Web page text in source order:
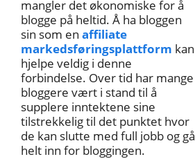
mangler det økonomiske for å
blogge på heltid. Å ha bloggen
sin som en affiliate
markedsføringsplattform kan
hjelpe veldig i denne
forbindelse. Over tid har mange
bloggere vært i stand til å
supplere inntektene sine
tilstrekkelig til det punktet hvor
de kan slutte med full jobb og gå
helt inn for bloggingen.